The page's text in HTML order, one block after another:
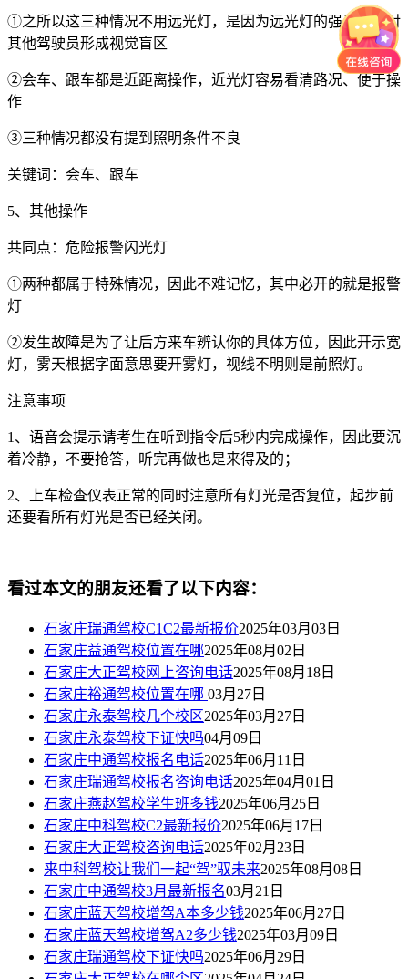
①之所以这三种情况不用远光灯，是因为远光灯的强光容易对
其他驾驶员形成视觉盲区
②会车、跟车都是近距离操作，近光灯容易看清路况、便于操
作
③三种情况都没有提到照明条件不良
关键词：会车、跟车
5、其他操作
共同点：危险报警闪光灯
①两种都属于特殊情况，因此不难记忆，其中必开的就是报警
灯
②发生故障是为了让后方来车辨认你的具体方位，因此开示宽
灯，雾天根据字面意思要开雾灯，视线不明则是前照灯。
注意事项
1 、语音会提示请考生在听到指令后5秒内完成操作，因此要沉
着冷静，不要抢答，听完再做也是来得及的；
2、上车检查仪表正常的同时注意所有灯光是否复位，起步前
还要看所有灯光是否已经关闭。
看过本文的朋友还看了以下内容：
石家庄瑞通驾校C1C2最新报价2025年03月03日
石家庄益通驾校位置在哪2025年08月02日
石家庄大正驾校网上咨询电话2025年08月18日
石家庄裕通驾校位置在哪 03月27日
石家庄永泰驾校几个校区2025年03月27日
石家庄永泰驾校下证快吗04月09日
石家庄中通驾校报名电话2025年06月11日
石家庄瑞通驾校报名咨询电话2025年04月01日
石家庄燕赵驾校学生班多钱2025年06月25日
石家庄中科驾校C2最新报价2025年06月17日
石家庄大正驾校咨询电话2025年02月23日
来中科驾校让我们一起“驾”驭未来2025年08月08日
石家庄中通驾校3月最新报名03月21日
石家庄蓝天驾校增驾A本多少钱2025年06月27日
石家庄蓝天驾校增驾A2多少钱2025年03月09日
石家庄瑞通驾校下证快吗2025年06月29日